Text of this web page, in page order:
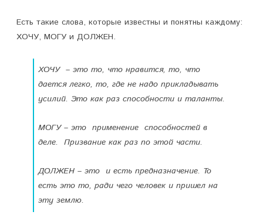
Есть такие слова, которые известны и понятны каждому:
ХОЧУ, МОГУ и ДОЛЖЕН.
ХОЧУ – это то, что нравится, то, что
дается легко, то, где не надо прикладывать
усилий. Это как раз способности и таланты.
МОГУ – это применение способностей в
деле. Призвание как раз по этой части.
ДОЛЖЕН – это и есть предназначение. То
есть это то, ради чего человек и пришел на
эту землю.